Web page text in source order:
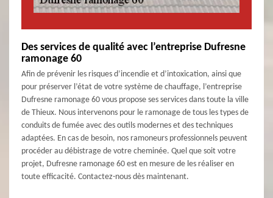
Des services de qualité avec l’entreprise Dufresne
ramonage 60
Afin de prévenir les risques d’incendie et d’intoxication, ainsi que
pour préserver l’état de votre système de chauffage, l’entreprise
Dufresne ramonage 60 vous propose ses services dans toute la ville
de Thieux. Nous intervenons pour le ramonage de tous les types de
conduits de fumée avec des outils modernes et des techniques
adaptées. En cas de besoin, nos ramoneurs professionnels peuvent
procéder au débistrage de votre cheminée. Quel que soit votre
projet, Dufresne ramonage 60 est en mesure de les réaliser en
toute efficacité. Contactez-nous dès maintenant.